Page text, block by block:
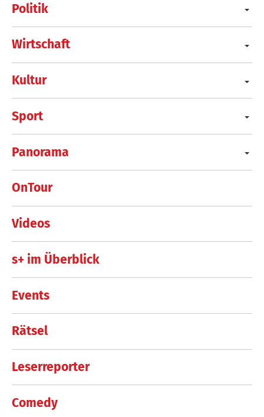
Politik
Wirtschaft
Kultur
Sport
Panorama
OnTour
Videos
s+ im Überblick
Events
Rätsel
Leserreporter
Comedy